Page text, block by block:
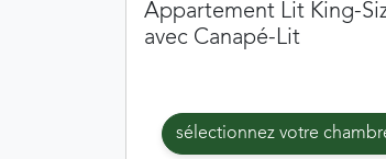
Appartement Lit King-
avec Canapé-Lit
sélectionnez votre